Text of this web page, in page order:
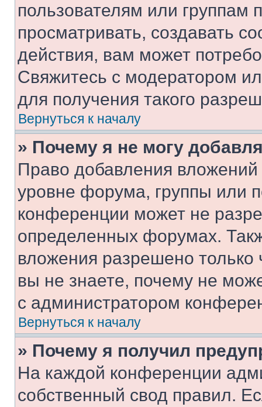
пользователям или группам
просматривать, создавать
действия, вам может
Свяжитесь с модератором
для получения такого
Вернуться к началу
» Почему я не могу
Право добавления
уровне форума, группы или
конференции может не
определенных форумах.
вложения разрешено
вы не знаете, почему не
с администратором
Вернуться к началу
» Почему я получил
На каждой конференции
собственный свод правил.